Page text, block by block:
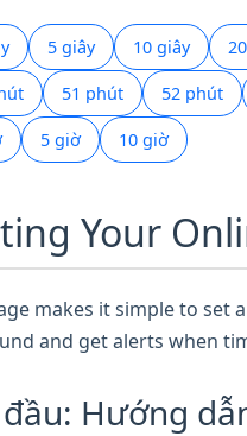
5 giây 10 giây
51 phút 52 phút
5 giờ 10 giờ
Your
makes it simple to set
and get alerts when
Hướng